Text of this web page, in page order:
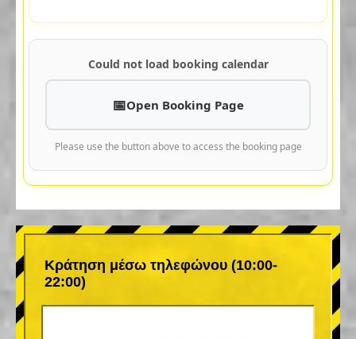
Could not load booking calendar
Open Booking Page
Please use the button above to access the booking page
Κράτηση μέσω τηλεφώνου (10:00-
22:00)